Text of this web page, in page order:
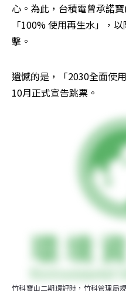
心。為此，台積電曾承諾
「100% 使用再生水」，
擊。
遺憾的是，「2030全面使
10月正式宣告跳票。
竹科寶山二期環評時，竹科管理局